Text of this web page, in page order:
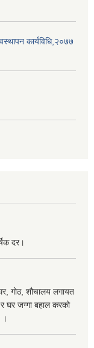
कार्यविधि,२०७७
दर।
गोठ, शौचालय लगायत
घर जग्गा बहाल करको
।